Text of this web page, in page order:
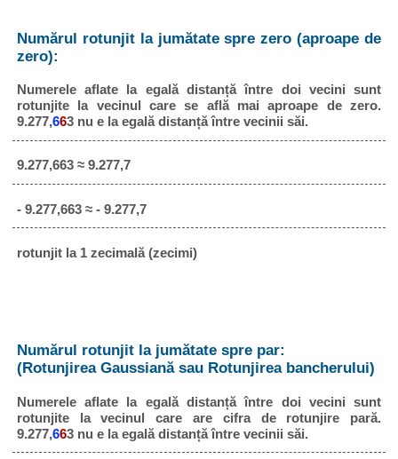
Numărul rotunjit la jumătate spre zero (aproape de
zero):
Numerele aflate la egală distanță între doi vecini sunt
rotunjite la vecinul care se află mai aproape de zero.
9.277,663 nu e la egală distanță între vecinii săi.
9.277,663 ≈ 9.277,7
- 9.277,663 ≈ - 9.277,7
rotunjit la 1 zecimală (zecimi)
Numărul rotunjit la jumătate spre par:
(Rotunjirea Gaussiană sau Rotunjirea bancherului)
Numerele aflate la egală distanță între doi vecini sunt
rotunjite la vecinul care are cifra de rotunjire pară.
9.277,663 nu e la egală distanță între vecinii săi.